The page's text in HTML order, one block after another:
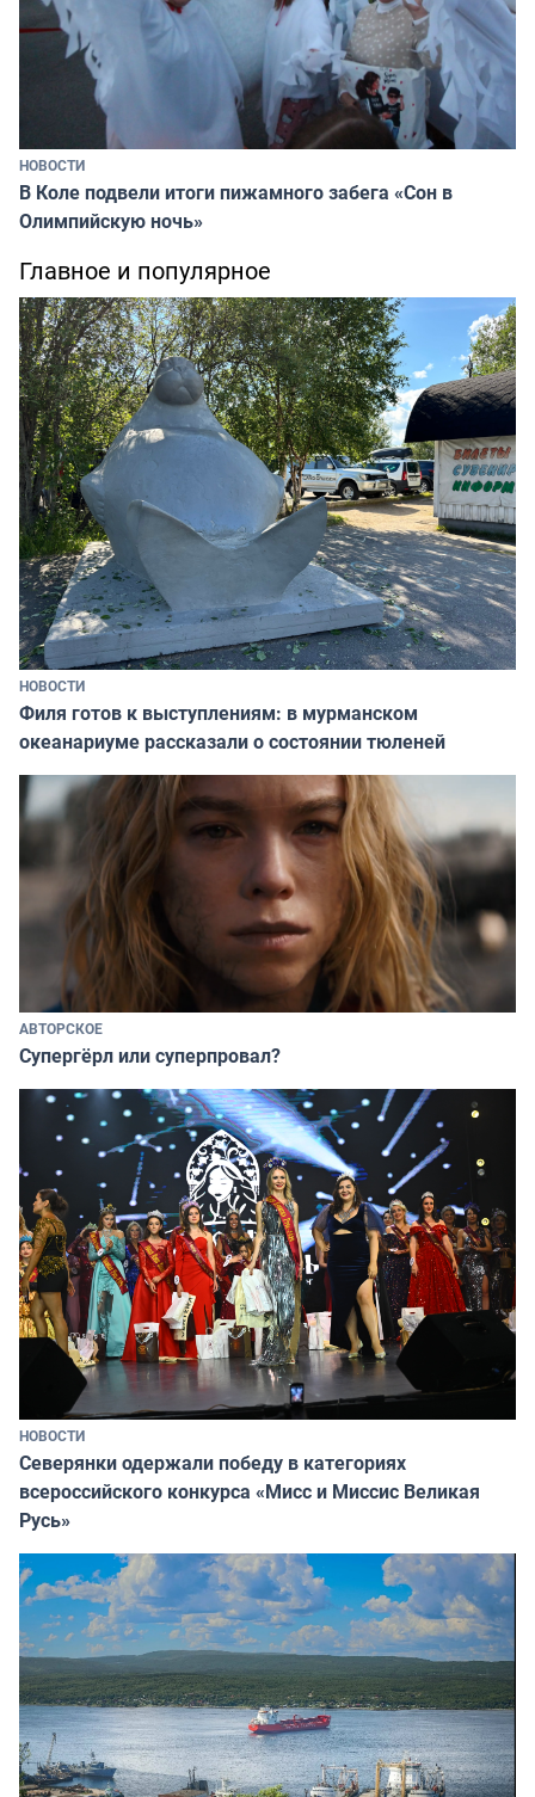
НОВОСТИ
В Коле подвели итоги пижамного забега «Сон в
Олимпийскую ночь»
Главное и популярное
НОВОСТИ
Филя готов к выступлениям: в мурманском
океанариуме рассказали о состоянии тюленей
АВТОРСКОЕ
Супергёрл или суперпровал?
НОВОСТИ
Северянки одержали победу в категориях
всероссийского конкурса «Мисс и Миссис Великая
Русь»